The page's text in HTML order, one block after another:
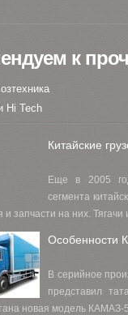
к
Hi Tech
Китайские
Еще в 2005
сегмента
и запчасти на них.
Особенности
В серийное
представил
новая модель КАМАЗ-